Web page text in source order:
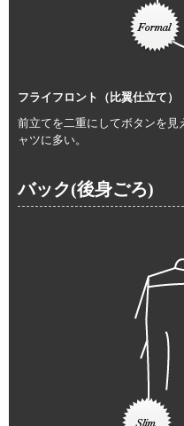
フライフロント（比翼仕立て）
前立てを二重にしてボタンを見
ャツに多い。
バック(後身ごろ)